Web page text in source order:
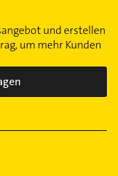
und erstellen
um mehr Kunden